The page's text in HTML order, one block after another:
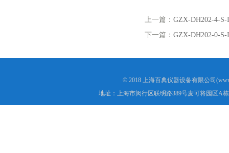
上一篇： GZX-DH202-4-
下一篇： GZX-DH202-0-
© 2018 上海百典仪器设备有限公司
地址：上海市闵行区联明路389号麦可将园区A